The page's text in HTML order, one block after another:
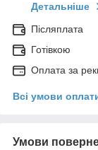
Детальніше
Післяплата
Готівкою
Оплата за
Всі умови
Умови